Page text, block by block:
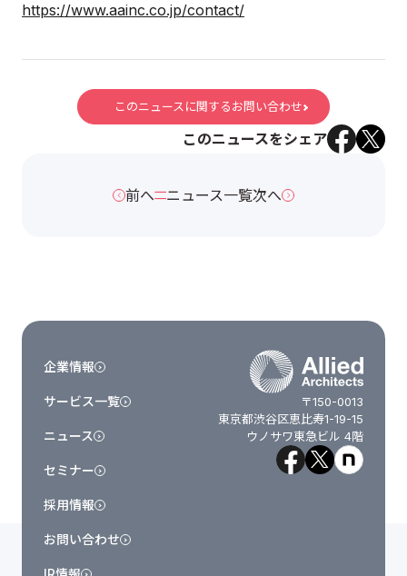
https://www.aainc.co.jp/contact/
このニュースに関するお問い合わせ
このニュースをシェア
前へ ニュース一覧次へ
〒150-0013
東京都渋谷区恵比寿1-19-15
ウノサワ東急ビル 4階
企業情報
サービス一覧
ニュース
セミナー
採用情報
お問い合わせ